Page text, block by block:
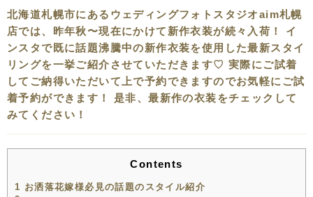
北海道札幌市にあるウェディングフォトスタジオaim札幌
店では、昨年秋〜現在にかけて新作衣装が続々入荷！ イ
ンスタで既に話題沸騰中の新作衣装を使用した最新スタイ
リングを一挙ご紹介させていただきます♡ 実際にご試着
してご納得いただいて上で予約できますのでお気軽にご試
着予約ができます！ 是非、最新作の衣装をチェックして
みてください！
Contents
1 お洒落花嫁様必見の話題のスタイル紹介